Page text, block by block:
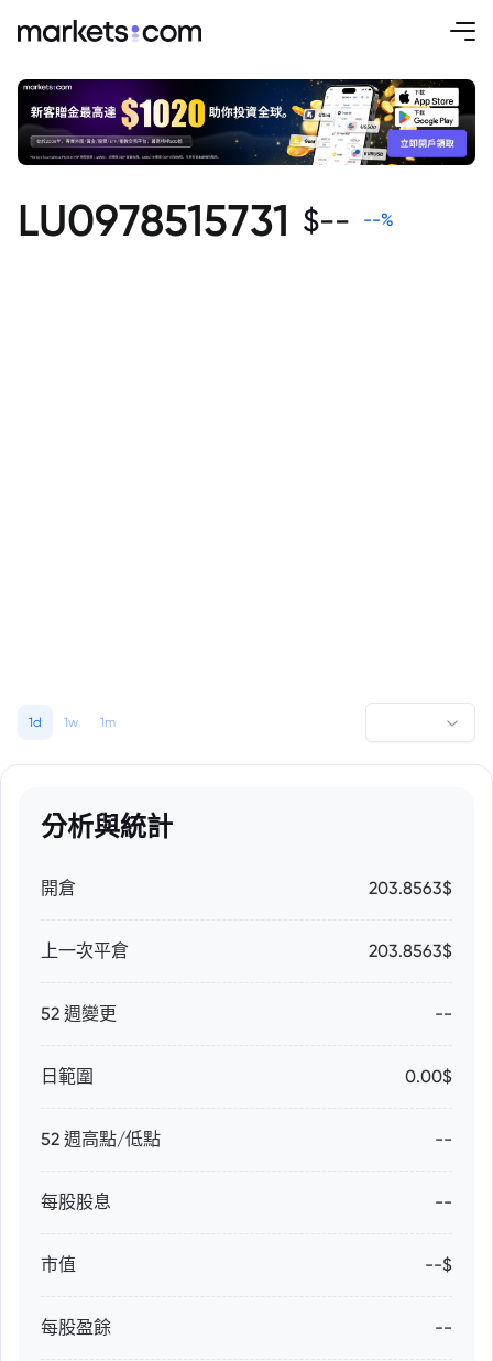
LU0978515731 $-- --%
1d 1w 1m
分析與統計
開倉 203.8563$
上一次平倉 203.8563$
52 週變更 --
日範圍 0.00$
52 週高點/低點 --
每股股息 --
市值 --$
每股盈餘 --